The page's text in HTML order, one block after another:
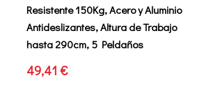
Resistente 150Kg, Acero y Aluminio
Antideslizantes, Altura de Trabajo
hasta 290cm, 5 Peldaños
49,41 €